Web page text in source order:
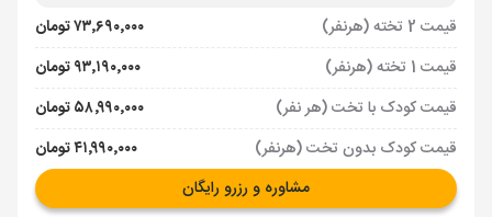
قیمت 2 تخته (هرنفر)
۷۳٬۶۹۰٬۰۰۰ تومان
قیمت 1 تخته (هرنفر)
۹۳٬۱۹۰٬۰۰۰ تومان
قیمت کودک با تخت (هر نفر)
۵۸٬۹۹۰٬۰۰۰ تومان
قیمت کودک بدون تخت (هرنفر)
۴۱٬۹۹۰٬۰۰۰ تومان
مشاوره و رزرو رایگان